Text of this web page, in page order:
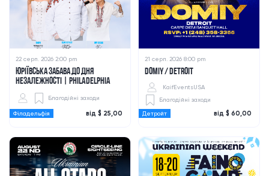
22 серп. 2026 2:00 pm
ЮРІЇВСЬКА ЗАБАВА ДО ДНЯ
НЕЗАЛЕЖНОСТІ | PHILADELPHIA
Благодійні заходи
Філадельфія від $ 25,00
21 серп. 2026 8:00 pm
DOMIY / DETROIT
KaifEventsUSA
Благодійні заходи
Детройт від $ 60,00